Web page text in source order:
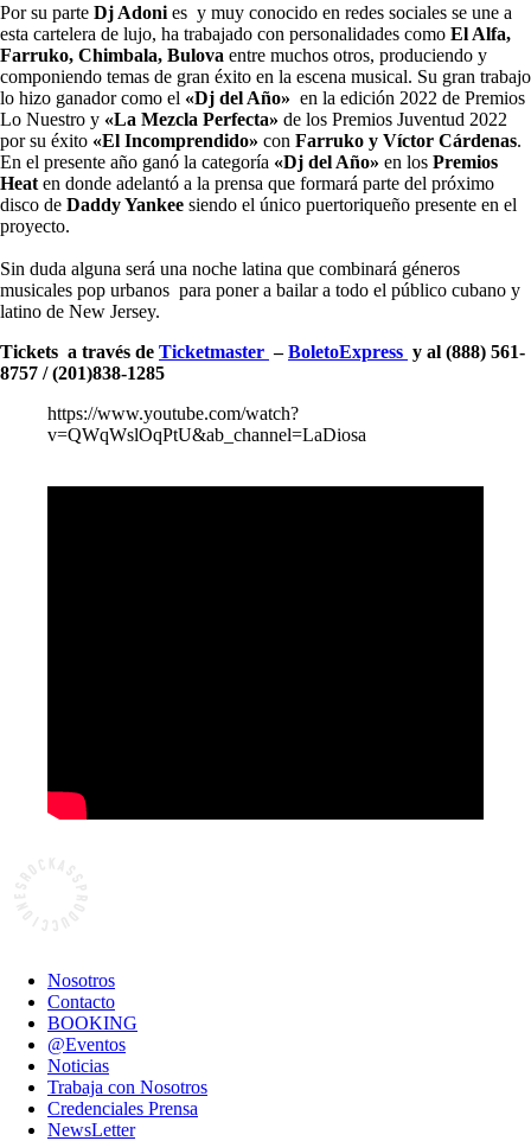
Por su parte Dj Adoni es y muy conocido en redes sociales se une a
esta cartelera de lujo, ha trabajado con personalidades como El Alfa,
Farruko, Chimbala, Bulova entre muchos otros, produciendo y
componiendo temas de gran éxito en la escena musical. Su gran trabajo
lo hizo ganador como el «Dj del Año» en la edición 2022 de Premios
Lo Nuestro y «La Mezcla Perfecta» de los Premios Juventud 2022
por su éxito «El Incomprendido» con Farruko y Víctor Cárdenas.
En el presente año ganó la categoría «Dj del Año» en los Premios
Heat en donde adelantó a la prensa que formará parte del próximo
disco de Daddy Yankee siendo el único puertoriqueño presente en el
proyecto.
Sin duda alguna será una noche latina que combinará géneros
musicales pop urbanos para poner a bailar a todo el público cubano y
latino de New Jersey.
Tickets a través de Ticketmaster –BoletoExpress y al (888) 561-
8757 / (201)838-1285
https://www.youtube.com/watch?
v=QWqWslOqPtU&ab_channel=LaDiosa
Nosotros
Contacto
BOOKING
@Eventos
Noticias
Trabaja con Nosotros
Credenciales Prensa
NewsLetter